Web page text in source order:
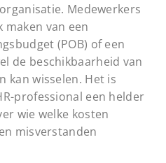
Medewerkers
van een
(POB) of een
de beschikbaarheid van
kan wisselen. Het is
professional een helder
wie welke kosten
misverstanden